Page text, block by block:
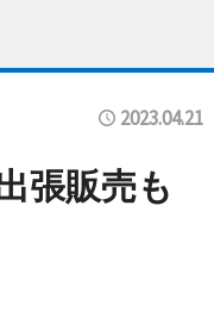
2023.04.21
張販売も